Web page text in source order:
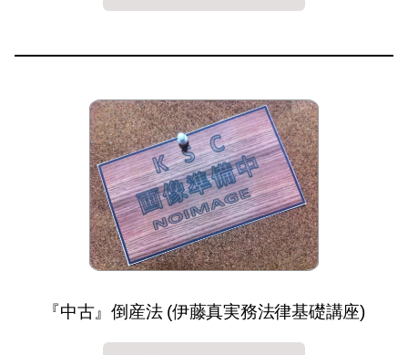
『中古』倒産法 (伊藤真実務法律基礎講座)